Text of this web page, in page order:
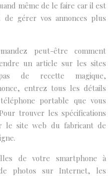
même de le faire car il est
gérer vos annonces plus
peut-être comment
un article sur les sites
de recette magique,
entrez tous les détails
portable que vous
trouver les spécifications
le site web du fabricant de
de votre smartphone à
photos sur Internet, les